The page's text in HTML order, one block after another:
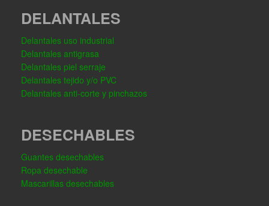
DELANTALES
Delantales uso industrial
Delantales antigrasa
Delantales piel serraje
Delantales tejido y/o PVC
Delantales anti-corte y pinchazos
DESECHABLES
Guantes desechables
Ropa desechable
Mascarillas desechables